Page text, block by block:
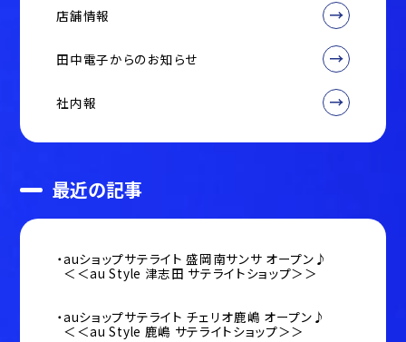
店舗情報
田中電子からのお知らせ
社内報
最近の記事
auショップサテライト 盛岡南サンサ オープン♪
＜＜au Style 津志田 サテライトショップ＞＞
auショップサテライト チェリオ鹿嶋 オープン♪
＜＜au Style 鹿嶋 サテライトショップ＞＞